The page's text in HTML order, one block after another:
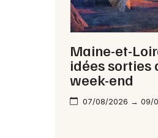
Maine-et-
idées sorties
week-end
07/08/2026 → 09/